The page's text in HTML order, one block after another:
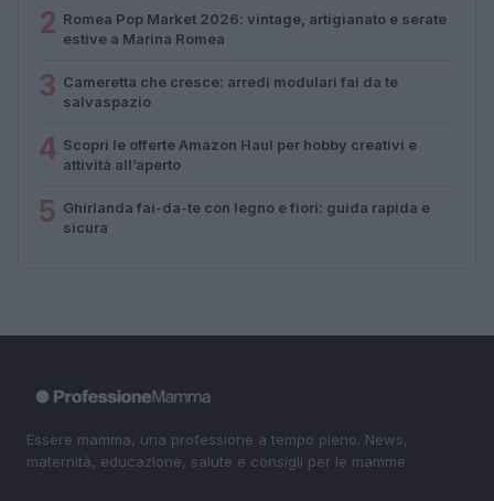
2 Romea Pop Market 2026: vintage, artigianato e serate
estive a Marina Romea
3 Cameretta che cresce: arredi modulari fai da te
salvaspazio
4 Scopri le offerte Amazon Haul per hobby creativi e
attività all’aperto
5 Ghirlanda fai-da-te con legno e fiori: guida rapida e
sicura
Essere mamma, una professione a tempo pieno. News,
maternità, educazione, salute e consigli per le mamme.